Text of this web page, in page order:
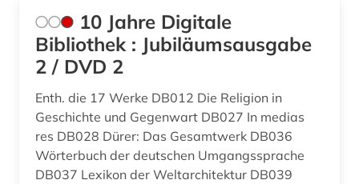
angewandte wissenschaften (1)
anglistik (3)
anglo-amerikanische beziehungen (1)
anhörung (1)
anlagenbau (1)
Litauen (9)
Luxemburg (6)
Makedonien (7)
Mecklenburg-Vorpommern (16)
Mittelamerika (22)
10 Jahre Digitale
Bibliothek : Jubiläumsausgabe
2 / DVD 2
Enth. die 17 Werke DB012 Die Religion in
Geschichte und Gegenwart DB027 In medias
res DB028 Dürer: Das Gesamtwerk DB036
Wörterbuch der deutschen Umgangssprache
DB037 Lexikon der Weltarchitektur DB039